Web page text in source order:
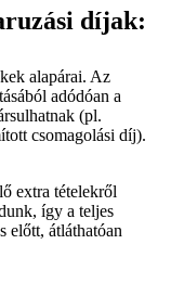
díjak:
alapárai. Az
adódóan a
(pl.
csomagolási díj).
extra tételekről
így a teljes
előtt, átláthatóan